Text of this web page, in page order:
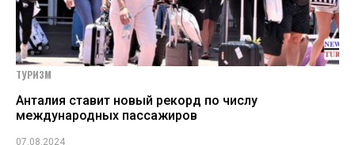
ТУРИЗМ
Анталия ставит новый рекорд по числу
международных пассажиров
07.08.2024